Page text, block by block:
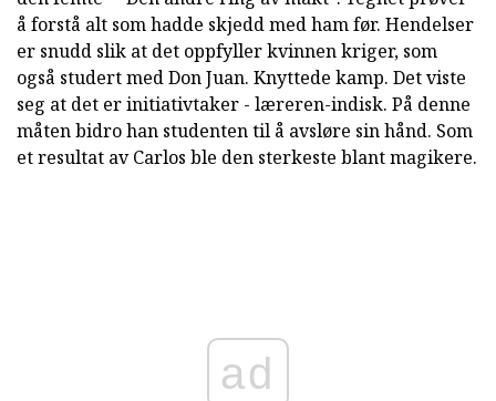
å forstå alt som hadde skjedd med ham før. Hendelser
er snudd slik at det oppfyller kvinnen kriger, som
også studert med Don Juan. Knyttede kamp. Det viste
seg at det er initiativtaker - læreren-indisk. På denne
måten bidro han studenten til å avsløre sin hånd. Som
et resultat av Carlos ble den sterkeste blant magikere.
ad